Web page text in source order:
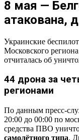
8 мая —
атакована,
Украинские
Московского
отчиталась об
44 дрона за
регионами
По данным пресс-
20:00 до 00:00 по
средства ПВО
самолётного типа.